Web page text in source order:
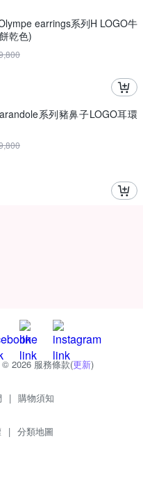
earrings系列H LOGO牛
乾色)
系列豬鼻子LOGO耳環
2026 服務條款(更新)
| 購物須知
| 分類地圖